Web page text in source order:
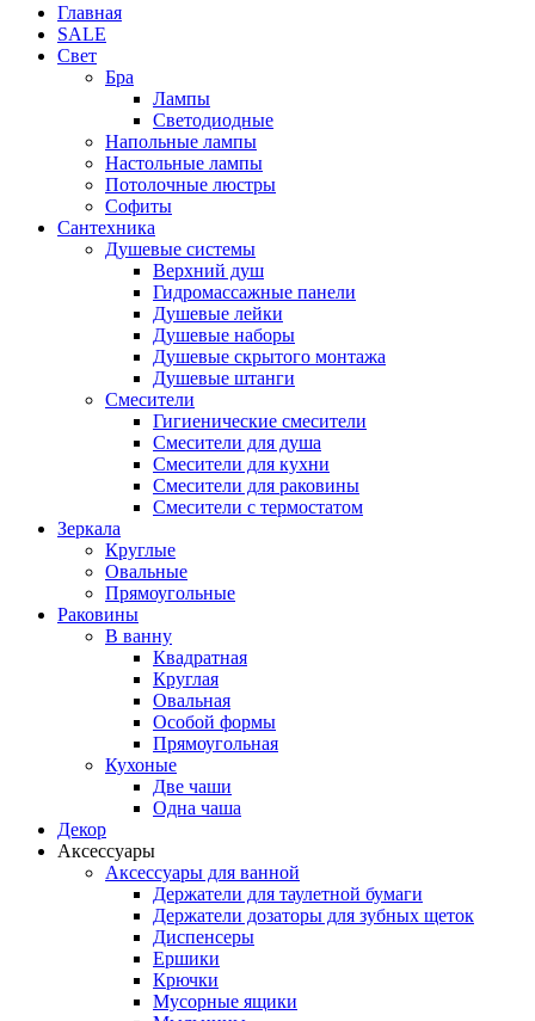
Главная
SALE
Свет
Бра
Лампы
Светодиодные
Напольные лампы
Настольные лампы
Потолочные люстры
Софиты
Сантехника
Душевые системы
Верхний душ
Гидромассажные панели
Душевые лейки
Душевые наборы
Душевые скрытого монтажа
Душевые штанги
Смесители
Гигиенические смесители
Смесители для душа
Смесители для кухни
Смесители для раковины
Смесители с термостатом
Зеркала
Круглые
Овальные
Прямоугольные
Раковины
В ванну
Квадратная
Круглая
Овальная
Особой формы
Прямоугольная
Кухоные
Две чаши
Одна чаша
Декор
Аксессуары
Аксессуары для ванной
Держатели для таулетной бумаги
Держатели дозаторы для зубных щеток
Диспенсеры
Ершики
Крючки
Мусорные ящики